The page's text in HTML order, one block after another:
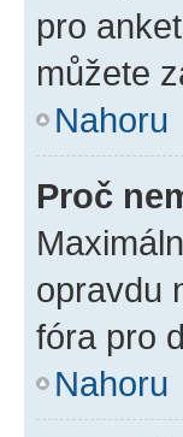
pro
můžete
Nahoru
Proč
opravdu
fóra pro
Nahoru